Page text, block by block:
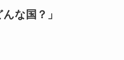
な国？」